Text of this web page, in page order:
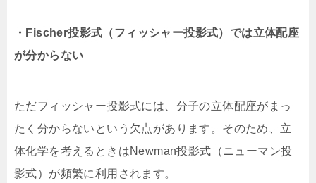
・Fischer投影式（フィッシャー投影式）では立体配座
が分からない
ただフィッシャー投影式には、分子の立体配座がまっ
たく分からないという欠点があります。そのため、立
体化学を考えるときはNewman投影式（ニューマン投
影式）が頻繁に利用されます。